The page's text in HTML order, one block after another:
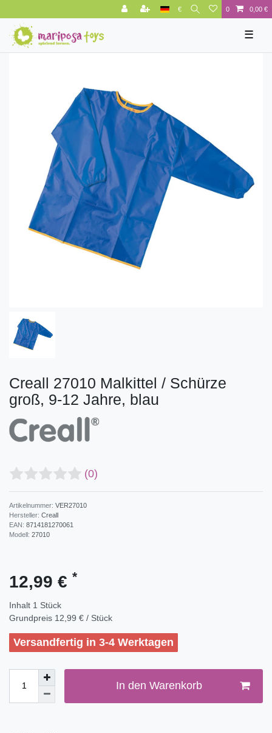
€ 0 0,00 €
☰
Creall 27010 Malkittel / Schürze
groß, 9-12 Jahre, blau
(0)
Artikelnummer: VER27010
Hersteller: Creall
EAN: 8714181270061
Modell: 27010
12,99 € *
Inhalt 1 Stück
Grundpreis 12,99 € / Stück
Versandfertig in 3-4 Werktagen
In den Warenkorb